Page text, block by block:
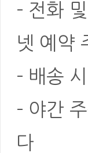
- 전화
넷 예약
- 배송
- 야간
다